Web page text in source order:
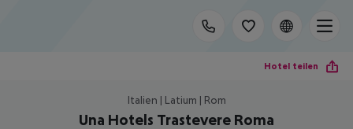
Hotel teilen
Italien | Latium | Rom
Una Hotels Trastevere Roma